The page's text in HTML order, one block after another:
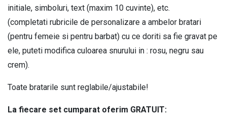
quantity
initiale, simboluri, text (maxim 10 cuvinte), etc.
(completati rubricile de personalizare a ambelor bratari
(pentru femeie si pentru barbat) cu ce doriti sa fie gravat pe
ele, puteti modifica culoarea snurului in : rosu, negru sau
crem).
Toate bratarile sunt reglabile/ajustabile!
La fiecare set cumparat oferim GRATUIT: